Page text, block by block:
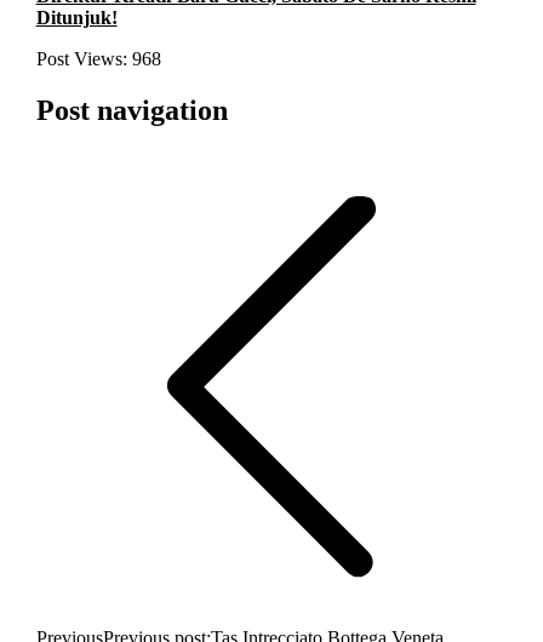
Ditunjuk!
Post Views: 968
Post navigation
PreviousPrevious post:Tas Intrecciato Bottega Veneta,